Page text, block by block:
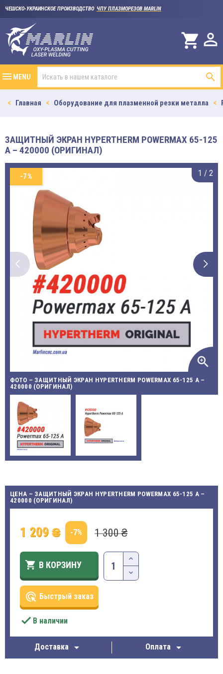
ЧЕШСКО-УКРАИНСКОЕ ПРОИЗВОДСТВО ЧПУ ПЛАЗМОРЕЗОВ MARLIN

shopping_cart
MENU 
Главная Оборудование для плазменной резки металла
ЗАЩИТНЫЙ ЭКРАН HYPERTHERM POWERMAX 65-125
A – 420000 (ОРИГИНАЛ)
-7%
zoom_in
ФОТО – ЗАЩИТНЫЙ ЭКРАН HYPERTHERM POWERMAX 65-125 A –
420000 (ОРИГИНАЛ)
1 / 2
ЦЕНА – ЗАЩИТНЫЙ ЭКРАН HYPERTHERM POWERMAX 65-125 A –
420000 (ОРИГИНАЛ)
1 209 ₴ -7% 1 300 ₴
 В КОРЗИНУ
ads_click Быстрый заказ
 В наличии
Доставка  Оплата 